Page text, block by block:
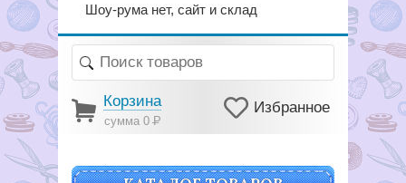
Шоу-рума нет, сайт и склад
Корзина
сумма 0Р
Избранное